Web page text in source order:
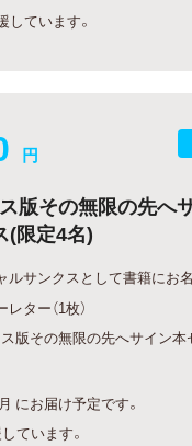
しています。
円
版その無限の先へ
(限定4名)
ルサンクスとして書籍にお
ター（1枚）
版その無限の先へサイン本
にお届け予定です。
ています。